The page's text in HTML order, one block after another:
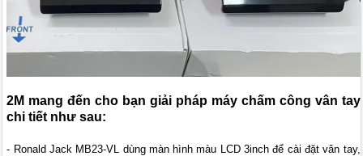
2M mang đến cho bạn giải pháp máy chấm công vân tay
chi tiết như sau:
- Ronald Jack MB23-VL dùng màn hình màu LCD 3inch để cài đặt vân tay,